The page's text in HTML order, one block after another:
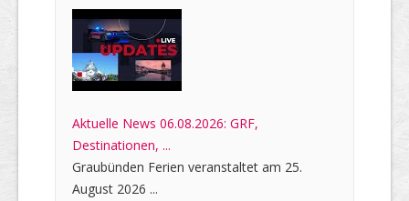
Aktuelle News 06.08.2026: GRF,
Destinationen, ...
Graubünden Ferien veranstaltet am 25.
August 2026 ...